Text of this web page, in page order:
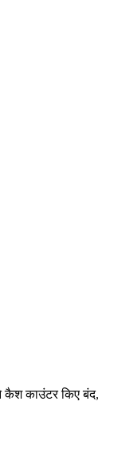
कैश काउंटर किए बंद,